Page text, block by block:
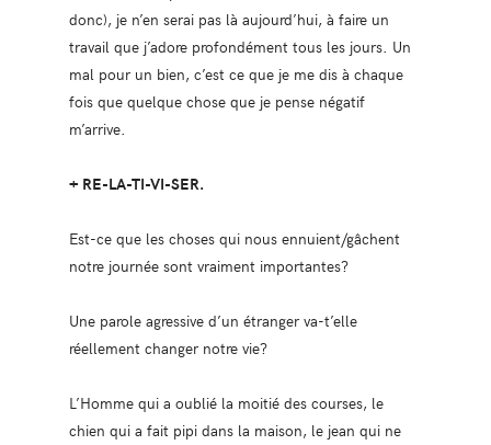
donc), je n’en serai pas là aujourd’hui, à faire un
travail que j’adore profondément tous les jours. Un
mal pour un bien, c’est ce que je me dis à chaque
fois que quelque chose que je pense négatif
m’arrive.
+ RE-LA-TI-VI-SER.
Est-ce que les choses qui nous ennuient/gâchent
notre journée sont vraiment importantes?
Une parole agressive d’un étranger va-t’elle
réellement changer notre vie?
L’Homme qui a oublié la moitié des courses, le
chien qui a fait pipi dans la maison, le jean qui ne